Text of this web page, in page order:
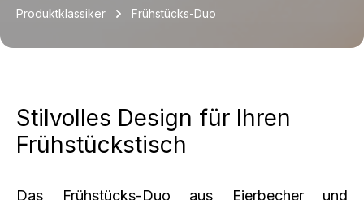
Produktklassiker Frühstücks-Duo
Stilvolles Design für Ihren
Frühstückstisch
Das Frühstücks-Duo aus Eierbecher und